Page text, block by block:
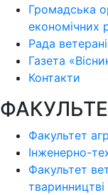
Громадська
економічних
Рада
Газета
Контакти
Факультет
Інженерно-
Факультет
тваринництві